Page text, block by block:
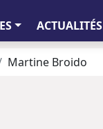
ACTUALITÉS
Martine Broido